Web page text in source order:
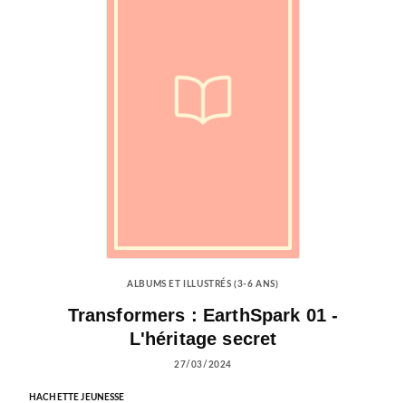
ALBUMS ET ILLUSTRÉS (3-6 ANS)
Transformers : EarthSpark 01 -
L'héritage secret
27/03/2024
HACHETTE JEUNESSE